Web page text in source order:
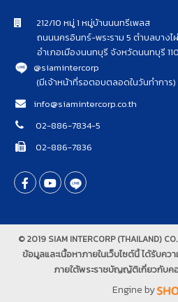
212/10 หมู่ 1 หมู่บ้านนนทรีเพลส
ถนนนครอินทร์-พระราม 5 ตำบลบางไผ่
อำเภอเมืองนนทบุรี จังหวัดนนทบุรี
@siamintercorp
(มีเจ้าหน้าที่รอตอบตลอดในวันทำการ)
info@siamintercorp.co.th
02-886-7834-5
02-886-7836
© 2019 SIAM INTERCORP (THAILAND)
ข้อมูลและเนื้อหาภายในเว็บไซต์นี้ ได้รับ
ภายใต้พระราชบัญญัติเกี่ยวกับค
Engine by